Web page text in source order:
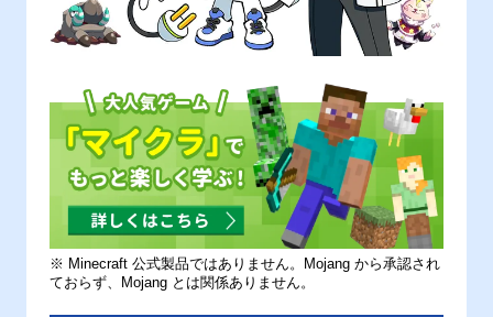
※ Minecraft 公式製品ではありません。Mojang から承認され
ておらず、Mojang とは関係ありません。